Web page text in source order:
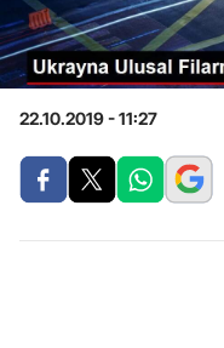
22.10.2019 - 11:27